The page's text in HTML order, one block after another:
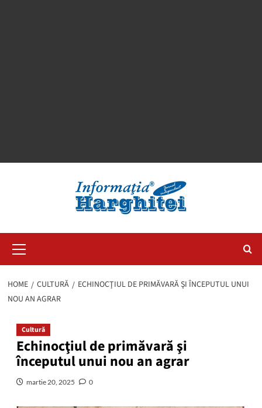
Menu
HOME CULTURĂ
ECHINOCŢIUL DE PRIMĂVARĂ ŞI ÎNCEPUTUL UNUI
NOU AN AGRAR
Cultură
Echinocţiul de primăvară şi
începutul unui nou an agrar
martie 20, 2025 0